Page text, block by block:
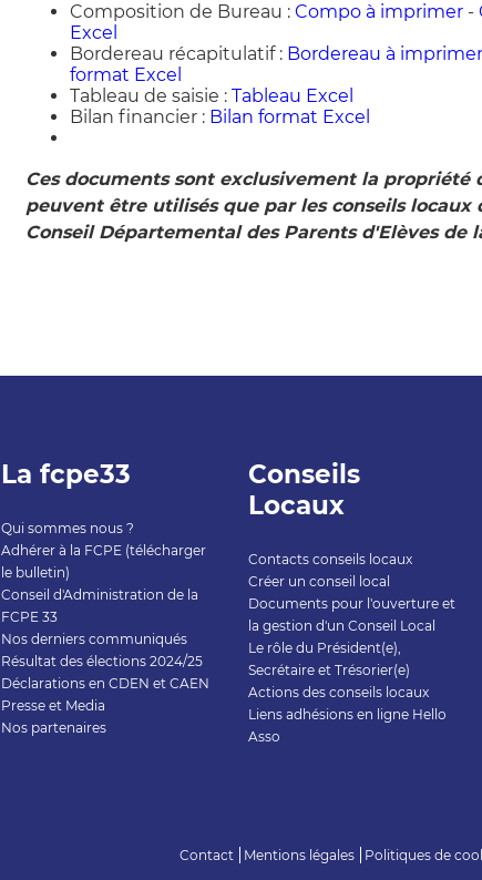
Composition de Bureau : Compo à imprimer-
Excel
Bordereau récapitulatif : Bordereau à imprimer
format Excel
Tableau de saisie : Tableau Excel
Bilan financier : Bilan format Excel
Ces documents sont exclusivement la propriété
peuvent être utilisés que par les conseils locaux
Conseil Départemental des Parents d'Elèves de
La fcpe33
Qui sommes nous ?
Adhérer à la FCPE (télécharger
le bulletin)
Conseil d'Administration de la
FCPE 33
Nos derniers communiqués
Résultat des élections 2024/25
Déclarations en CDEN et CAEN
Presse et Media
Nos partenaires
Conseils
Locaux
Contacts conseils locaux
Créer un conseil local
Documents pour l'ouverture et
la gestion d'un Conseil Local
Le rôle du Président(e),
Secrétaire et Trésorier(e)
Actions des conseils locaux
Liens adhésions en ligne Hello
Asso
Contact Mentions légales Politiques de